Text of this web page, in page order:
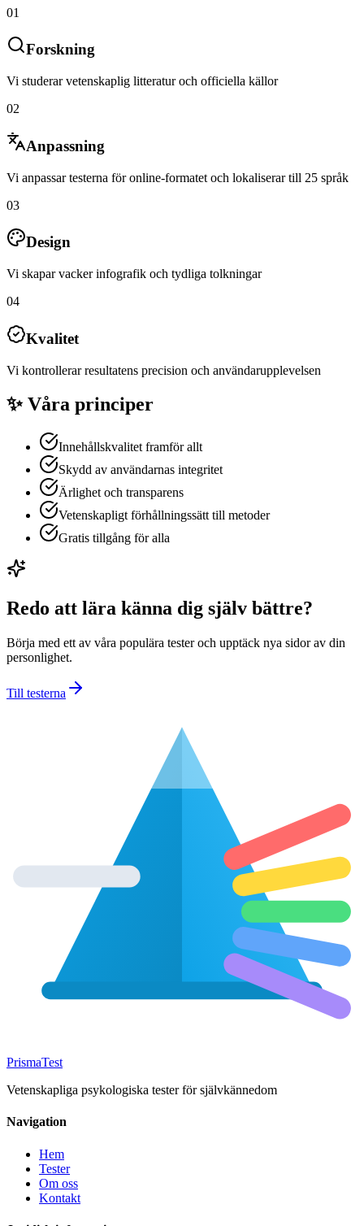
01
Forskning
Vi studerar vetenskaplig litteratur och officiella källor
02
Anpassning
Vi anpassar testerna för online-formatet och lokaliserar till 25 språk
03
Design
Vi skapar vacker infografik och tydliga tolkningar
04
Kvalitet
Vi kontrollerar resultatens precision och användarupplevelsen
✨ Våra principer
Innehållskvalitet framför allt
Skydd av användarnas integritet
Ärlighet och transparens
Vetenskapligt förhållningssätt till metoder
Gratis tillgång för alla
Redo att lära känna dig själv bättre?
Börja med ett av våra populära tester och upptäck nya sidor av din
personlighet.
Till testerna
PrismaTest
Vetenskapliga psykologiska tester för självkännedom
Navigation
Hem
Tester
Om oss
Kontakt